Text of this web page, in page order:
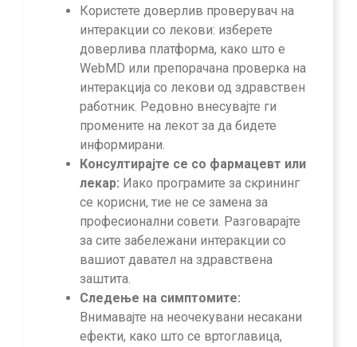
Користете доверлив проверувач на
интеракции со лекови: изберете
доверлива платформа, како што е
WebMD или препорачана проверка на
интеракција со лекови од здравствен
работник. Редовно внесувајте ги
промените на лекот за да бидете
информирани.
Консултирајте се со фармацевт или
лекар: Иако програмите за скрининг
се корисни, тие не се замена за
професионални совети. Разговарајте
за сите забележани интеракции со
вашиот давател на здравствена
заштита.
Следење на симптомите:
Внимавајте на неочекувани несакани
ефекти, како што се вртоглавица,